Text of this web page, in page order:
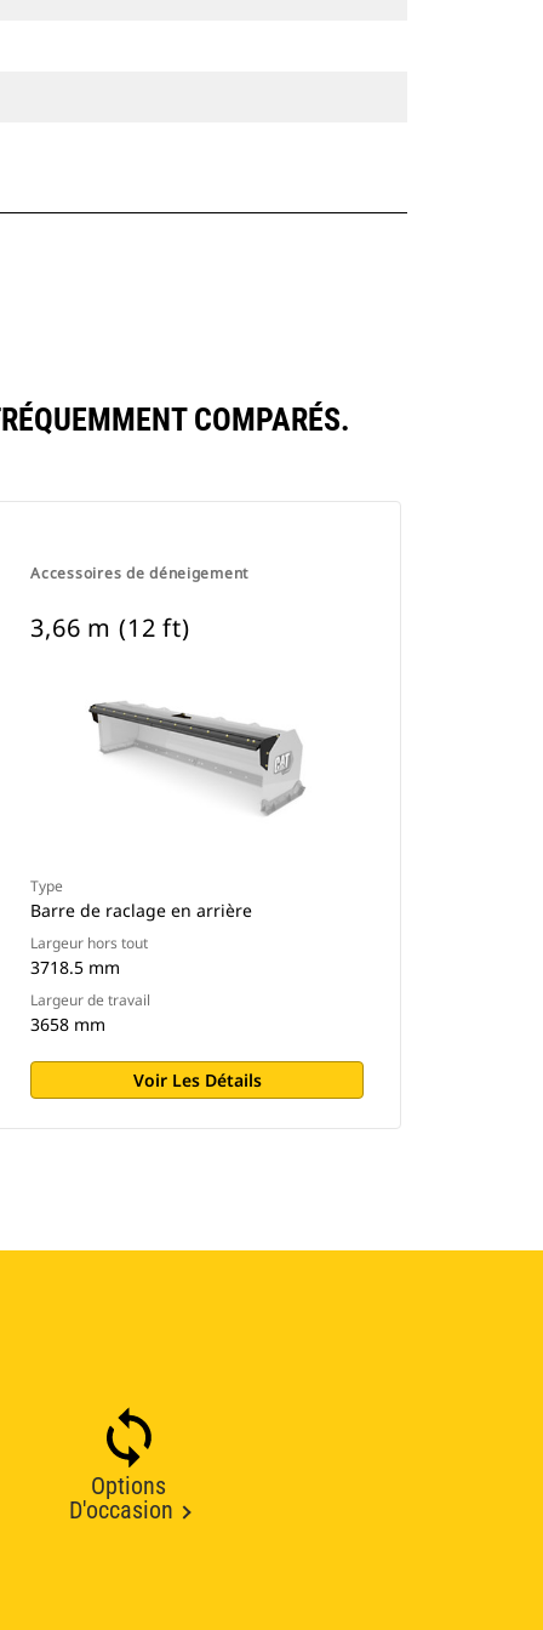
COMPARÉS.
Accessoires de déneigement
3,66 m (12 ft)
Type
Barre de raclage en arrière
Largeur hors tout
3718.5 mm
Largeur de travail
3658 mm
Voir Les Détails
Options
D'occasion